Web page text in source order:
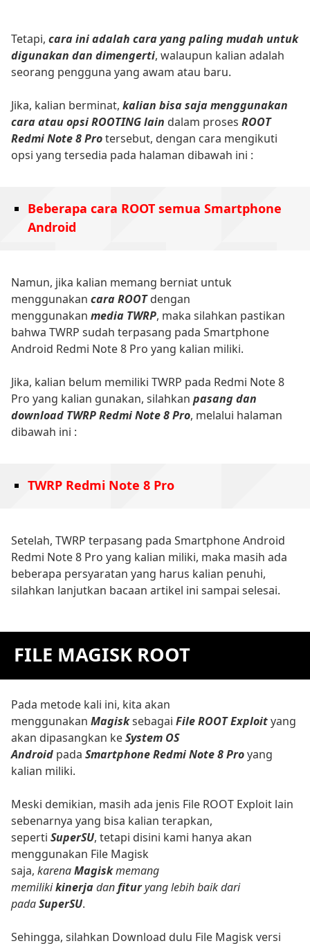
Tetapi, cara ini adalah cara yang paling mudah untuk
digunakan dan dimengerti, walaupun kalian adalah
seorang pengguna yang awam atau baru.
Jika, kalian berminat, kalian bisa saja menggunakan
cara atau opsi ROOTING lain dalam proses ROOT
Redmi Note 8 Protersebut, dengan cara mengikuti
opsi yang tersedia pada halaman dibawah ini :
Beberapa cara ROOT semua Smartphone
Android
Namun, jika kalian memang berniat untuk
menggunakan cara ROOTdengan
menggunakan media TWRP, maka silahkan pastikan
bahwa TWRP sudah terpasang pada Smartphone
Android Redmi Note 8 Pro yang kalian miliki.
Jika, kalian belum memiliki TWRP pada Redmi Note 8
Pro yang kalian gunakan, silahkan pasang dan
download TWRP Redmi Note 8 Pro, melalui halaman
dibawah ini :
TWRP Redmi Note 8 Pro
Setelah, TWRP terpasang pada Smartphone Android
Redmi Note 8 Pro yang kalian miliki, maka masih ada
beberapa persyaratan yang harus kalian penuhi,
silahkan lanjutkan bacaan artikel ini sampai selesai.
FILE MAGISK ROOT
Pada metode kali ini, kita akan
menggunakan Magisksebagai File ROOT Exploityang
akan dipasangkan keSystem OS
Android pada Smartphone Redmi Note 8 Proyang
kalian miliki.
Meski demikian, masih ada jenis File ROOT Exploit lain
sebenarnya yang bisa kalian terapkan,
seperti SuperSU, tetapi disini kami hanya akan
menggunakan File Magisk
saja, karenaMagiskmemang
memilikikinerjadanfituryang lebih baik dari
padaSuperSU.
Sehingga, silahkan Download dulu File Magisk versi